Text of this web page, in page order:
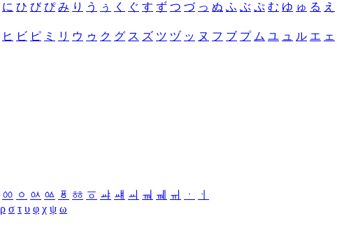
に ひ び ぴ み り う ぅ く ぐ す ず つ づ っ ぬ ふ ぶ ぷ む ゆ ゅ る え
ヒ ビ ピ ミ リ ウ ゥ ク グ ス ズ ツ ヅ ッ ヌ フ ブ プ ム ユ ュ ル エ ェ
ㆀ ㆁ ㆂ ㆃ ㆄ ㆅ ㆆ ㆇ ㆈ ㆉ ㆊ ㆋ ㆌ ㆍ
ㆎ
ρ σ τ υ φ χ ψ ω